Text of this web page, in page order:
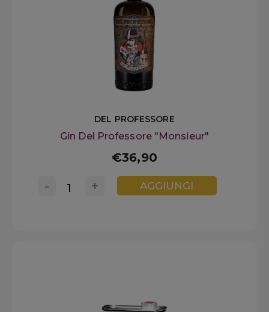
DEL PROFESSORE
Gin Del Professore "Monsieur"
€36,90
+
- AGGIUNGI